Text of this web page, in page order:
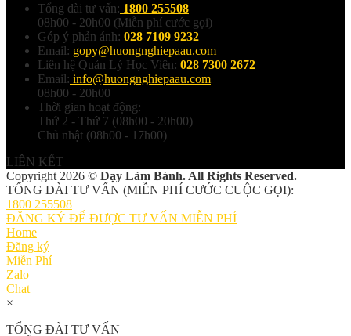
Tổng đài tư vấn: 1800 255508
08h00 - 20h00 (Miễn phí cước gọi)
Góp ý phản ánh: 028 7109 9232
Email: gopy@huongnghiepaau.com
Liên hệ Quản Lý Học Viên: 028 7300 2672
Email: info@huongnghiepaau.com
08h00 - 20h00
Thời gian hoạt động:
Thứ 2 - Thứ 7 (08h00 - 20h00)
Chủ nhật (08h00 - 17h00)
LIÊN KẾT
Copyright 2026 © Dạy Làm Bánh. All Rights Reserved.
TỔNG ĐÀI TƯ VẤN (MIỄN PHÍ CƯỚC CUỘC GỌI):
1800 255508
ĐĂNG KÝ ĐỂ ĐƯỢC TƯ VẤN MIỄN PHÍ
Home
Đăng ký
Miễn Phí
Zalo
Chat
×
TỔNG ĐÀI TƯ VẤN